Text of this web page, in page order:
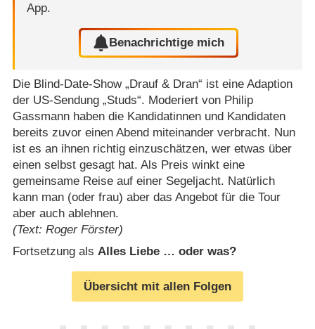
App.
Benachrichtige mich
Die Blind-Date-Show „Drauf & Dran“ ist eine Adaption
der US-Sendung „Studs“. Moderiert von Philip
Gassmann haben die Kandidatinnen und Kandidaten
bereits zuvor einen Abend miteinander verbracht. Nun
ist es an ihnen richtig einzuschätzen, wer etwas über
einen selbst gesagt hat. Als Preis winkt eine
gemeinsame Reise auf einer Segeljacht. Natürlich
kann man (oder frau) aber das Angebot für die Tour
aber auch ablehnen.
(Text: Roger Förster)
Fortsetzung als Alles Liebe … oder was?
Übersicht mit allen Folgen